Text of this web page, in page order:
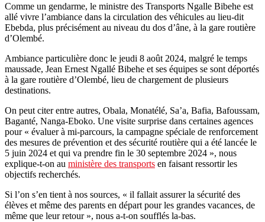
Comme un gendarme, le ministre des Transports Ngalle Bibehe est
allé vivre l’ambiance dans la circulation des véhicules au lieu-dit
Ebebda, plus précisément au niveau du dos d’âne, à la gare routière
d’Olembé.
Ambiance particulière donc le jeudi 8 août 2024, malgré le temps
maussade, Jean Ernest Ngallé Bibehe et ses équipes se sont déportés
à la gare routière d’Olembé, lieu de chargement de plusieurs
destinations.
On peut citer entre autres, Obala, Monatélé, Sa’a, Bafia, Bafoussam,
Baganté, Nanga-Eboko. Une visite surprise dans certaines agences
pour « évaluer à mi-parcours, la campagne spéciale de renforcement
des mesures de prévention et des sécurité routière qui a été lancée le
5 juin 2024 et qui va prendre fin le 30 septembre 2024 », nous
explique-t-on au ministère des transports en faisant ressortir les
objectifs recherchés.
Si l’on s’en tient à nos sources, « il fallait assurer la sécurité des
élèves et même des parents en départ pour les grandes vacances, de
même que leur retour », nous a-t-on soufflés la-bas.